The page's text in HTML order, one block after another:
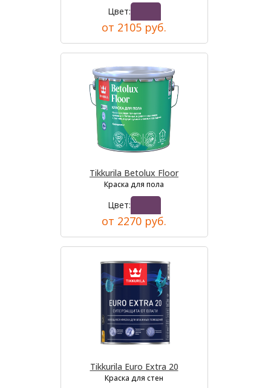
Цвет:
от 2105 руб.
Tikkurila Betolux Floor
Краска для пола
Цвет:
от 2270 руб.
Tikkurila Euro Extra 20
Краска для стен